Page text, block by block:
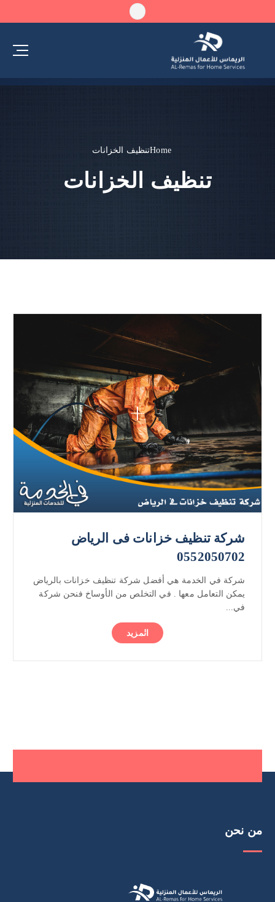
Homeتنظيف الخزانات
تنظيف الخزانات
شركة تنظيف خزانات فى الرياض
0552050702
شركة في الخدمة هي أفضل شركة تنظيف خزانات بالرياض
يمكن التعامل معها . في التخلص من الأوساخ فنحن شركة
في...
المزيد
من نحن